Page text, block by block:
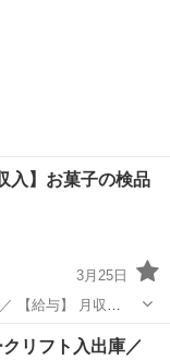
入】お菓子の検品
3月25日
→ 日勤固定で家庭と
月1...リフト入出庫／